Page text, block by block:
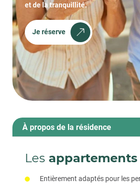
et de la tranquillité.
Je réserve
À propos de la résidence
Les appartements
Entièrement adaptés pour les